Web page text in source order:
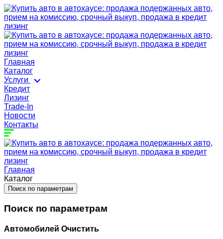
Главная
Каталог
Услуги
Кредит
Лизинг
Trade-In
Новости
Контакты
Главная
Каталог
Поиск по параметрам
Поиск по параметрам
Автомобилей Очистить